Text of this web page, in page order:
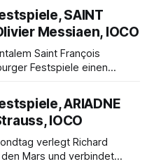
SAINT
Messiaen, IOCO
Saint François
Festspiele einen
Maxime Pascal entfaltet
Philippe Sly berührt als
ARIADNE
IOCO
verlegt Richard
Mars und verbindet